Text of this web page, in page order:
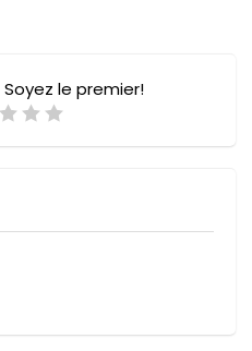
Soyez le premier!